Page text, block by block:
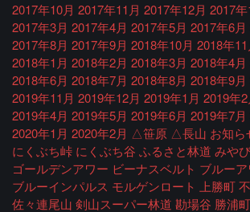
2017年10月 2017年11月 2017年12月 2017年
2017年3月 2017年4月 2017年5月 2017年6月
2017年8月 2017年9月 2018年10月 2018年11
2018年1月 2018年2月 2018年3月 2018年4月
2018年6月 2018年7月 2018年8月 2018年9月
2019年11月 2019年12月 2019年1月 2019年2
2019年4月 2019年5月 2019年6月 2019年7月
2020年1月 2020年2月 △笹原 △長山 お知ら
にくぶち峠 にくぶち谷 ふるさと林道 みや
ゴールデンアワー ビーナスベルト ブルー
ブルーインパルス モルゲンロート 上勝町
佐々連尾山 剣山スーパー林道 勘場谷 勝浦町